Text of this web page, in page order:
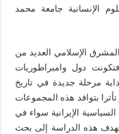
الإنسانية جامعة محمد
الإسلامي العديد من
فتكونت دول وامبراطوريات
مرحلة جديدة في تاريخ
بتوافد هذه المجموعات
الإيرانية سواء في
هذه الدراسة إلى بحث